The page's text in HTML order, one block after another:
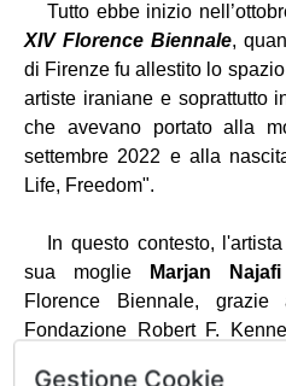
Tutto ebbe inizio
XIV Florence Biennale,
di Firenze fu allestito lo
artiste iraniane e soprattutto
che avevano portato alla
settembre 2022 e alla
Life, Freedom".
In questo contesto,
sua moglie
Marjan Najafi
Florence Biennale, grazie
Fondazione Robert F.
Gestione Cookie